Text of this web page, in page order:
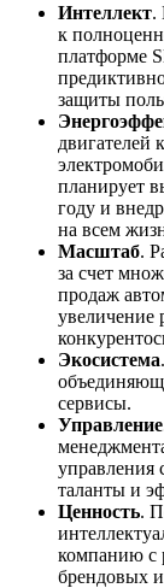
Интеллект.
к
платформе
защиты
двигателей
планирует
году и
на всем
Масштаб.
за счет
продаж
увеличение
Экосистема
сервисы.
Управление
управления
таланты и
Ценность.
компанию с
брендовых